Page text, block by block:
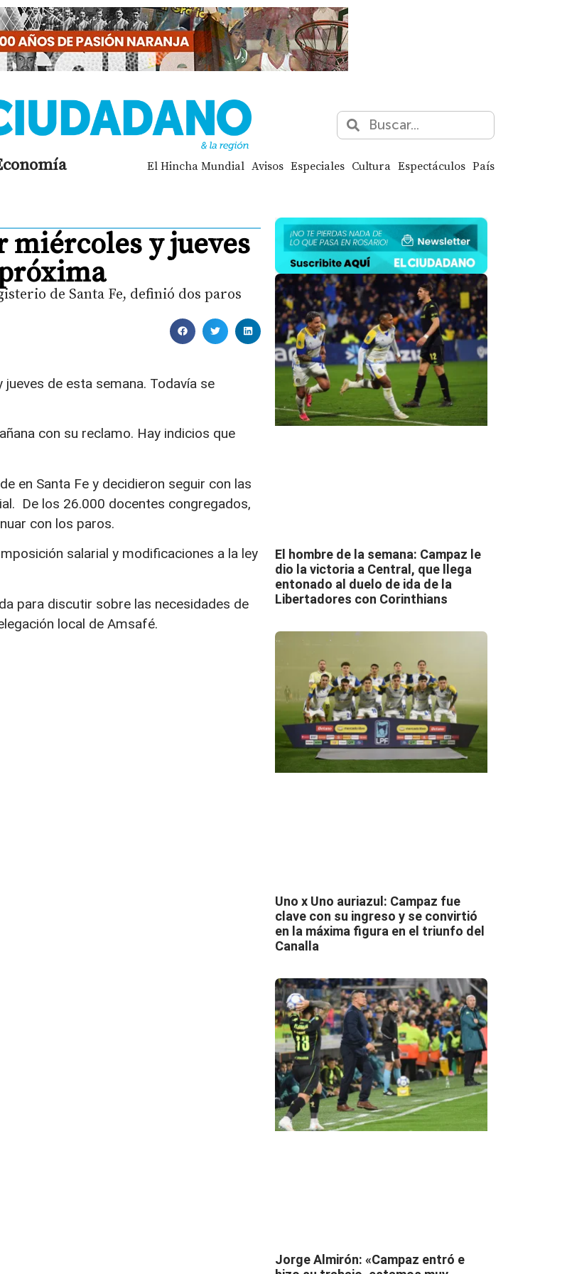
El Hincha Mundial Avisos Especiales Cultura Espectáculos País
y jueves
de Santa Fe, definió dos paros
de esta semana. Todavía se
con su reclamo. Hay indicios que
en Santa Fe y decidieron seguir con las
De los 26.000 docentes congregados,
con los paros.
salarial y modificaciones a la ley
para discutir sobre las necesidades de
local de Amsafé.
El hombre de la semana: Campaz le
dio la victoria a Central, que llega
entonado al duelo de ida de la
Libertadores con Corinthians
Uno x Uno auriazul: Campaz fue
clave con su ingreso y se convirtió
en la máxima figura en el triunfo del
Canalla
Jorge Almirón: «Campaz entró e